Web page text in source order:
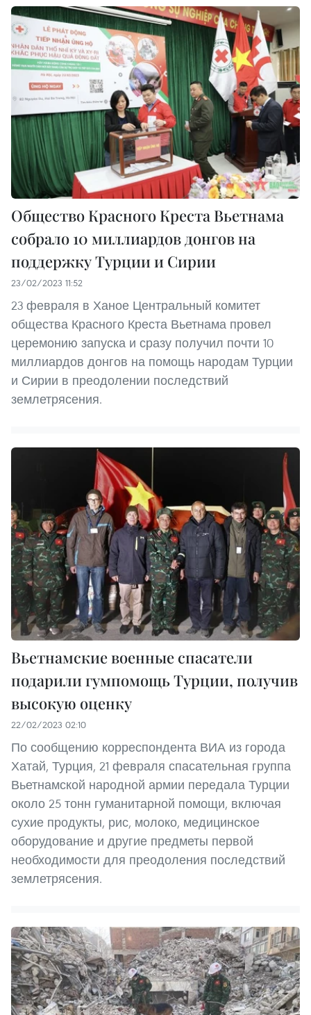
Общество Красного Креста Вьетнама
собрало 10 миллиардов донгов на
поддержку Турции и Сирии
23/02/2023 11:52
23 февраля в Ханое Центральный комитет
общества Красного Креста Вьетнама провел
церемонию запуска и сразу получил почти 10
миллиардов донгов на помощь народам Турции
и Сирии в преодолении последствий
землетрясения.
Вьетнамские военные спасатели
подарили гумпомощь Турции, получив
высокую оценку
22/02/2023 02:10
По сообщению корреспондента ВИА из города
Хатай, Турция, 21 февраля спасательная группа
Вьетнамской народной армии передала Турции
около 25 тонн гуманитарной помощи, включая
сухие продукты, рис, молоко, медицинское
оборудование и другие предметы первой
необходимости для преодоления последствий
землетрясения.